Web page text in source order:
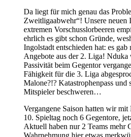
Da liegt für mich genau das
Zweitligaabwehr“! Unsere
extremen Vorschusslorbeeren
ehrlich es gibt schon Gründe,
Ingolstadt entschieden hat: es
Angebote aus der 2. Liga! Nduka
Passivität beim Gegentor
Fähigkeit für die 3. Liga
Malone?!? Katastrophenpass und
Mitspieler beschweren…
Vergangene Saison hatten wir
10. Spieltag noch 6 Gegentore,
Aktuell haben nur 2 Teams mehr
Wahrnehmung hier etwas